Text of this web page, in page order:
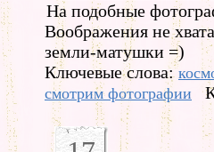
На подобные
Воображения не
земли-матушки =)
Ключевые слова:
смотрим фотографии